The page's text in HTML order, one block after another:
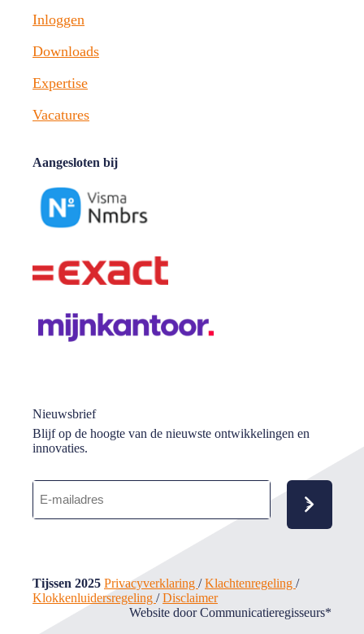
Inloggen
Downloads
Expertise
Vacatures
Aangesloten bij
Nieuwsbrief
Blijf op de hoogte van de nieuwste ontwikkelingen en
innovaties.
E-
mailadres
(Vereist)
Tijssen 2025 Privacyverklaring /Klachtenregeling /
Klokkenluidersregeling /Disclaimer
Website door Communicatieregisseurs*